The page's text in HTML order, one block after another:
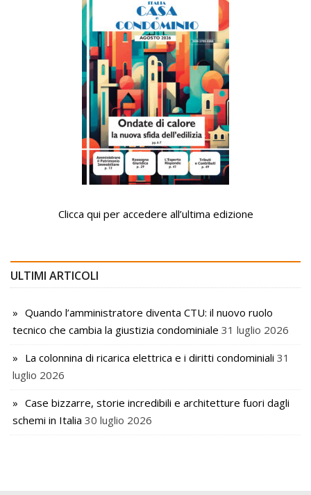
Clicca qui per accedere all’ultima edizione
ULTIMI ARTICOLI
Quando l’amministratore diventa CTU: il nuovo ruolo
tecnico che cambia la giustizia condominiale 31 luglio 2026
La colonnina di ricarica elettrica e i diritti condominiali 31
luglio 2026
Case bizzarre, storie incredibili e architetture fuori dagli
schemi in Italia 30 luglio 2026